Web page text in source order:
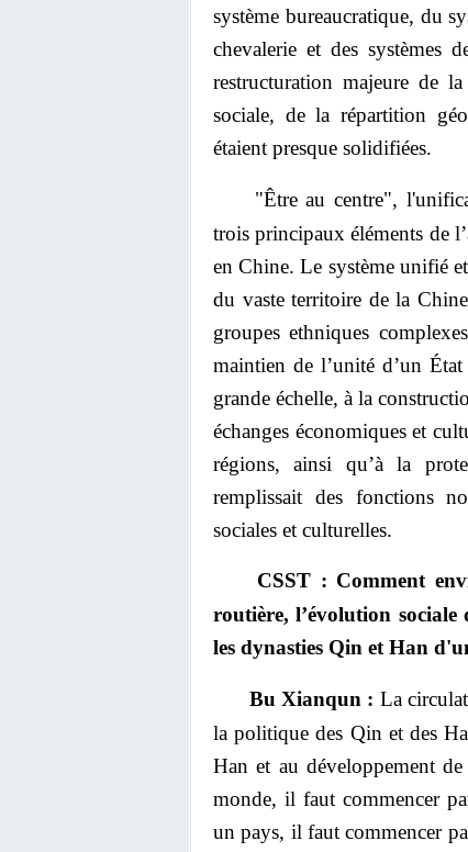
système bureaucratique, du
chevalerie et des systèmes
restructuration majeure de
sociale, de la répartition
étaient presque solidifiées.
"Être au centre",
trois principaux éléments de
en Chine. Le système unifié
du vaste territoire de la
groupes ethniques
maintien de l’unité d’un
grande échelle, à la
échanges économiques et
régions, ainsi qu’à la
remplissait des fonctions
sociales et culturelles.
CSST : Comment
routière, l’évolution
les dynasties Qin et Han
Bu Xianqun : La
la politique des Qin et des
Han et au développement
monde, il faut commencer
un pays, il faut commencer